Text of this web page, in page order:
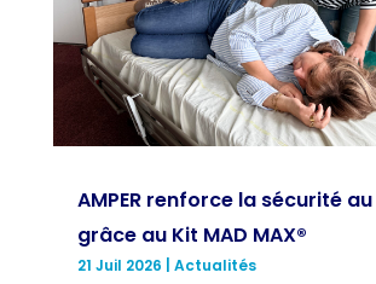
AMPER renforce la sécurité
grâce au Kit MAD MAX®
21 Juil 2026 Actualités